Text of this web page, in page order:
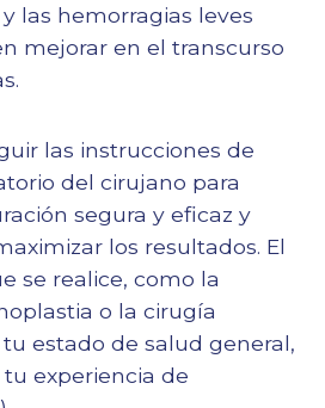
las hemorragias leves
mejorar en el transcurso
las instrucciones de
del cirujano para
segura y eficaz y
los resultados. El
se realice, como la
o la cirugía
estado de salud general,
experiencia de